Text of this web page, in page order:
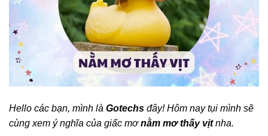
Hello các bạn, mình là Gotechs đây! Hôm nay tụi mình sẽ
cùng xem ý nghĩa của giấc mơnằm mơ thấy vịtnha.